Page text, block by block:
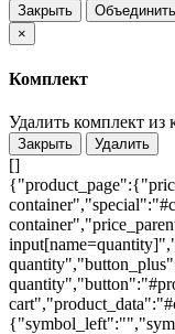
Закрыть Объединить
×
Комплект
Удалить комплект из
Закрыть Удалить
[]